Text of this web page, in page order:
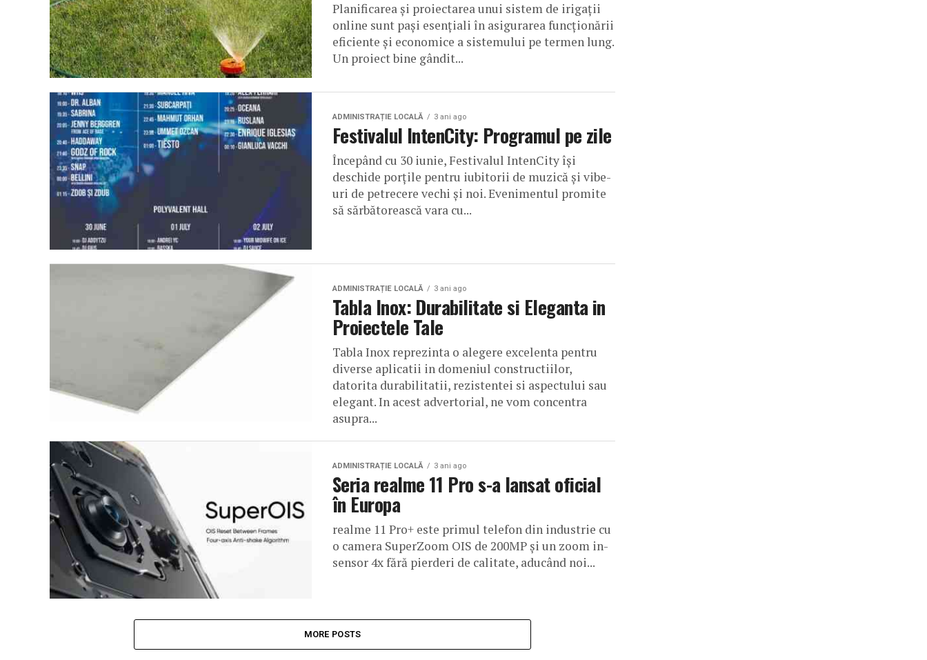
Planificarea și proiectarea unui sistem de irigații
online sunt pași esențiali în asigurarea funcționării
eficiente și economice a sistemului pe termen lung.
Un proiect bine gândit...
ADMINISTRAȚIE LOCALĂ 3 ani ago
Festivalul IntenCity: Programul pe zile
Începând cu 30 iunie, Festivalul IntenCity își
deschide porțile pentru iubitorii de muzică și vibe-
uri de petrecere vechi și noi. Evenimentul promite
să sărbătorească vara cu...
ADMINISTRAȚIE LOCALĂ 3 ani ago
Tabla Inox: Durabilitate si Eleganta in
Proiectele Tale
Tabla Inox reprezinta o alegere excelenta pentru
diverse aplicatii in domeniul constructiilor,
datorita durabilitatii, rezistentei si aspectului sau
elegant. In acest advertorial, ne vom concentra
asupra...
ADMINISTRAȚIE LOCALĂ 3 ani ago
Seria realme 11 Pro s-a lansat oficial
în Europa
realme 11 Pro+ este primul telefon din industrie cu
o camera SuperZoom OIS de 200MP și un zoom in-
sensor 4x fără pierderi de calitate, aducând noi...
MORE POSTS